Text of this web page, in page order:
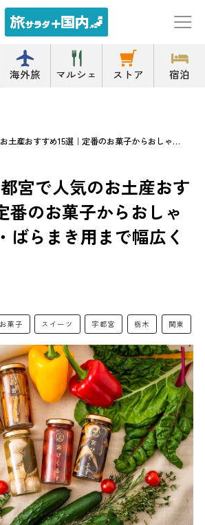
海外旅 マルシェ ストア 宿泊
【2025】宇都宮で人気のお土産おすすめ15選｜定番のお菓子からおしゃれなお土産・ばらまき用まで幅広く紹介
宮で人気のお土産おす
番のお菓子からおしゃ
ばらまき用まで幅広く
お菓子 スイーツ 宇都宮 栃木 関東